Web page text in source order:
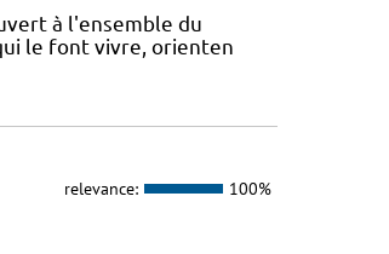
à l'ensemble du
le font vivre, orienten
relevance: 100%